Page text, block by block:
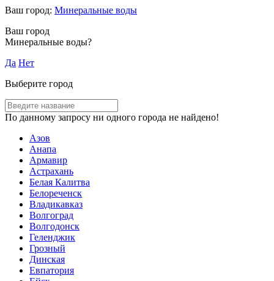
Ваш город: Минеральные воды
Ваш город
Минеральные воды?
Да Нет
Выберите город
По данному запросу ни одного города не найдено!
Азов
Анапа
Армавир
Астрахань
Белая Калитва
Белореченск
Владикавказ
Волгоград
Волгодонск
Геленджик
Грозный
Динская
Евпатория